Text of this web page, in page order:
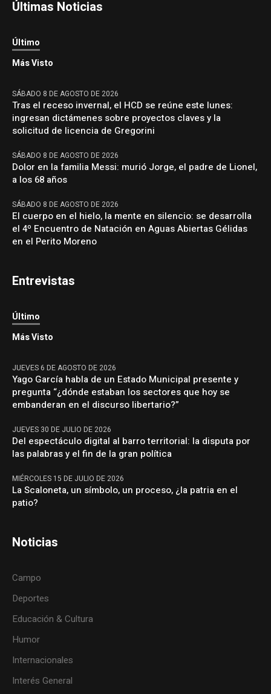
Últimas Noticias
Último
Más Visto
SÁBADO 8 DE AGOSTO DE 2026
Tras el receso invernal, el HCD se reúne este lunes:
ingresan dictámenes sobre proyectos claves y la
solicitud de licencia de Gregorini
SÁBADO 8 DE AGOSTO DE 2026
Dolor en la familia Messi: murió Jorge, el padre de Lionel,
a los 68 años
SÁBADO 8 DE AGOSTO DE 2026
El cuerpo en el hielo, la mente en silencio: se desarrolla
el 4º Encuentro de Natación en Aguas Abiertas Gélidas
en el Perito Moreno
Entrevistas
Último
Más Visto
JUEVES 6 DE AGOSTO DE 2026
Yago García habla de un Estado Municipal presente y
pregunta “¿dónde estaban los sectores que hoy se
embanderan en el discurso libertario?”
JUEVES 30 DE JULIO DE 2026
Del espectáculo digital al barro territorial: la disputa por
las palabras y el fin de la gran política
MIÉRCOLES 15 DE JULIO DE 2026
La Scaloneta, un símbolo, un proceso, ¿la patria en el
patio?
Noticias
Campo
Deportes
Educación & Cultura
Humor
Internacionales
Interés General